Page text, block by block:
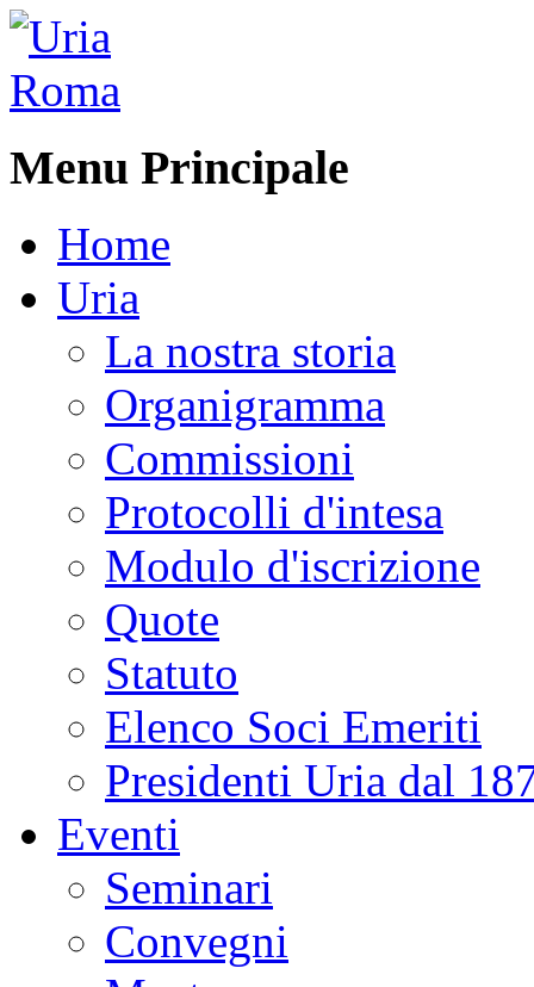
Menu Principale
Home
Uria
La nostra storia
Organigramma
Commissioni
Protocolli d'intesa
Modulo d'iscrizione
Quote
Statuto
Elenco Soci Emeriti
Presidenti Uria dal
Eventi
Seminari
Convegni